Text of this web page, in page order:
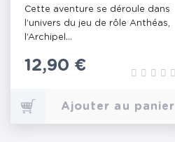
Cette aventure se déroule dans
l’univers du jeu de rôle Anthéas,
l’Archipel...
Prix
12,90 €
Ajouter au panier